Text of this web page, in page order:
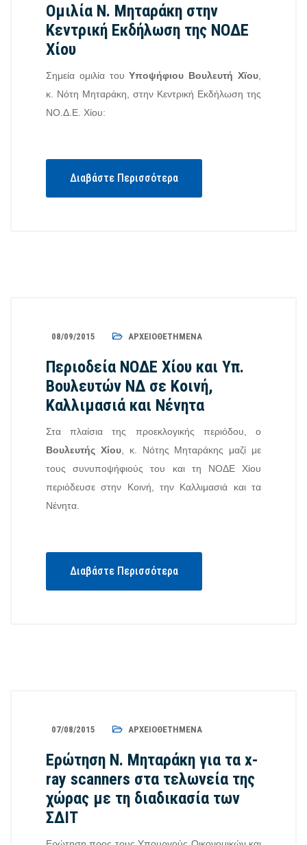
Ομιλία Ν. Μηταράκη στην
Κεντρική Εκδήλωση της ΝΟΔΕ
Χίου
Σημεία ομιλία τουΥποψήφιου Βουλευτή Χϊου
κ. Νότη Μηταράκη, στην Κεντρική Εκδήλωση της
ΝΟ.Δ.Ε. Χίου:
Διαβάστε Περισσότερα
08/09/2015 ΑΡΧΕΙΟΘΕΤΗΜΈΝΑ
Περιοδεία ΝΟΔΕ Χίου και Υπ.
Βουλευτών ΝΔ σε Κοινή,
Καλλιμασιά και Νένητα
Στα πλαίσια της προεκλογικής περιόδου, ο
Βουλευτής Χίου, κ. Νότης Μηταράκης μαζί με
τους συνυποψήφιούς του και τη ΝΟΔΕ Χίου
περιόδευσε στην Κοινή, την Καλλιμασιά και τα
Νένητα.
Διαβάστε Περισσότερα
07/08/2015 ΑΡΧΕΙΟΘΕΤΗΜΈΝΑ
Ερώτηση Ν. Μηταράκη για τα x-
ray scanners στα τελωνεία της
χώρας με τη διαδικασία των
ΣΔΙΤ